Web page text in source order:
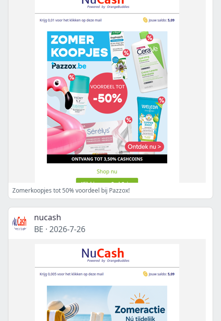
Zomerkoopjes tot 50% voordeel bij Pazzox!
nucash
BE · 2026-7-26